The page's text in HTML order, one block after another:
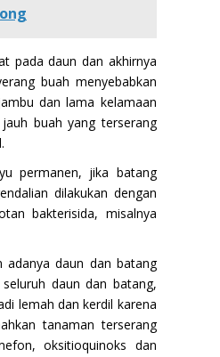
pada daun dan akhirnya
buah menyebabkan
dan lama kelamaan
buah yang terserang
permanen, jika batang
dilakukan dengan
bakterisida, misalnya
adanya daun dan batang
daun dan batang,
lemah dan kerdil karena
tanaman terserang
oksitioquinoks dan